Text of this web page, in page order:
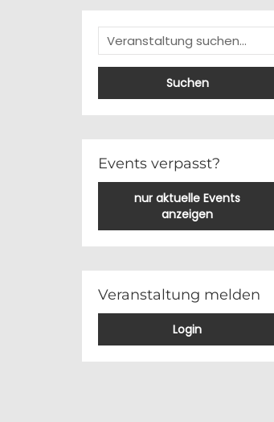
Suchen
Events verpasst?
nur aktuelle Events
anzeigen
Veranstaltung melden
Login